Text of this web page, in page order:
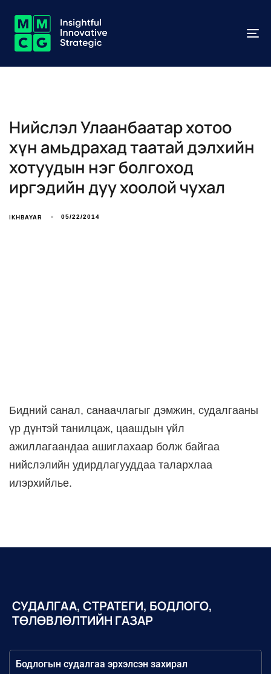
Нийслэл Улаанбаатар хотоо
хүн амьдрахад таатай дэлхийн
хотуудын нэг болгоход
иргэдийн дуу хоолой чухал
IKHBAYAR 05/22/2014
Бидний санал, санаачлагыг дэмжин, судалгааны
үр дүнтэй танилцаж, цаашдын үйл
ажиллагаандаа ашиглахаар болж байгаа
нийслэлийн удирдлагууддаа талархлаа
илэрхийлье.
СУДАЛГАА, СТРАТЕГИ, БОДЛОГО,
ТӨЛӨВЛӨЛТИЙН ГАЗАР
Бодлогын судалгаа эрхэлсэн захирал